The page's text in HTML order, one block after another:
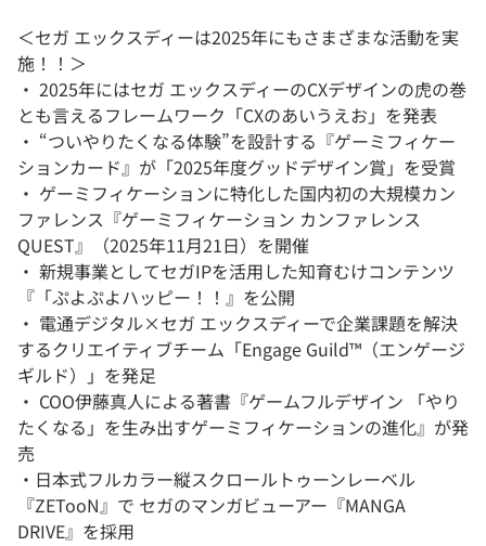
＜セガ エックスディーは2025年にもさまざまな活動を実
施！！＞
・ 2025年にはセガ エックスディーのCXデザインの虎の巻
とも言えるフレームワーク「CXのあいうえお」を発表
・ “ついやりたくなる体験”を設計する『ゲーミフィケー
ションカード』が「2025年度グッドデザイン賞」を受賞
・ ゲーミフィケーションに特化した国内初の大規模カン
ファレンス『ゲーミフィケーション カンファレンス
QUEST』（2025年11月21日）を開催
・ 新規事業としてセガIPを活用した知育むけコンテンツ
『「ぷよぷよハッピー！！』を公開
・ 電通デジタル×セガ エックスディーで企業課題を解決
するクリエイティブチーム「Engage Guild™（エンゲージ
ギルド）」を発足
・ COO伊藤真人による著書『ゲームフルデザイン 「やり
たくなる」を生み出すゲーミフィケーションの進化』が発
売
・日本式フルカラー縦スクロールトゥーンレーベル
『ZETooN』で セガのマンガビューアー『MANGA
DRIVE』を採用